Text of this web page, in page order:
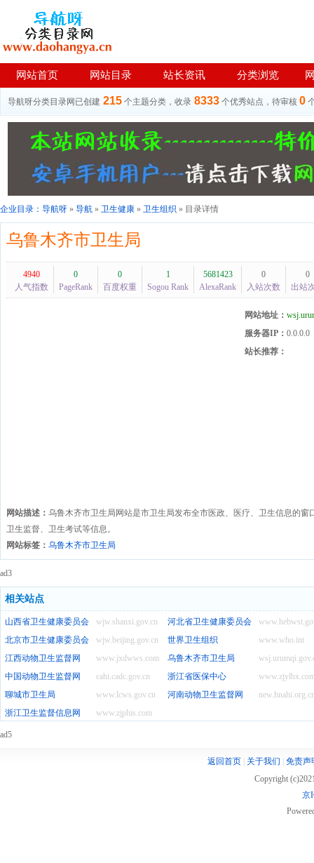
网站首页 网站目录 站长资讯 分类浏览
导航呀分类目录网已创建 215 个主题分类，收录 8333 个优秀站点，待审核 0
企业目录： 导航呀 » 导航 » 卫生健康 » 卫生组织 » 目录详情
乌鲁木齐市卫生局
4940
人气指数
0
PageRank
0
百度权重
1
Sogou Rank
5681423
AlexaRank
0
入站次数
0
出站
网站地址：
服务器IP： 0.0.0.0
站长推荐：
网站描述： 乌鲁木齐市卫生局网站是市卫生局发布全市医政、医疗、卫生信息的
卫生监督、卫生考试等信息。
网站标签： 乌鲁木齐市卫生局
ad3
相关站点
wjw.shanxi.gov.cn
山西省卫生健康委员会
河北省卫生健康委员会
wjw.beijing.gov.cn
北京市卫生健康委员会 www.who.int
世界卫生组织
www.jxdwws.com
江西动物卫生监督网
乌鲁木齐市卫生局
cahi.cadc.gov.cn
中国动物卫生监督网
浙江省医保中心
www.lcws.gov.cn
聊城市卫生局
河南动物卫生监督网
www.zjphis.com
浙江卫生监督信息网
ad5
返回首页| 关于我们
免责声
Copyright
京